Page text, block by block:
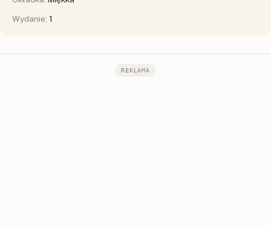
Wydanie: 1
REKLAMA